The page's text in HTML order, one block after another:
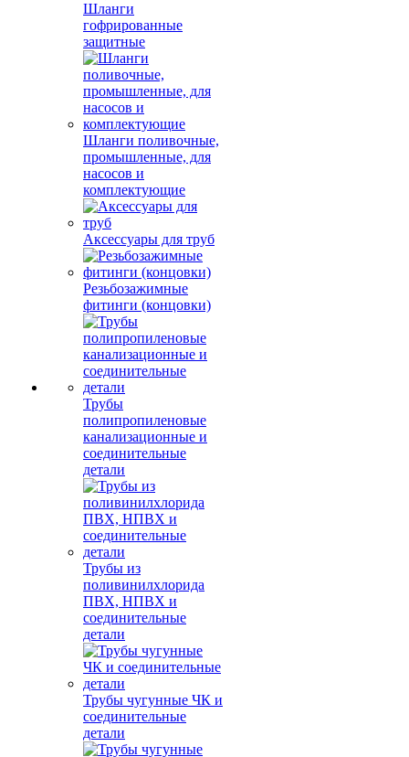
Шланги
гофрированные
защитные
Шланги поливочные,
промышленные, для
насосов и
комплектующие
Аксессуары для труб
Резьбозажимные
фитинги (концовки)
Трубы
полипропиленовые
канализационные и
соединительные
детали
Трубы из
поливинилхлорида
ПВХ, НПВХ и
соединительные
детали
Трубы чугунные ЧК и
соединительные
детали